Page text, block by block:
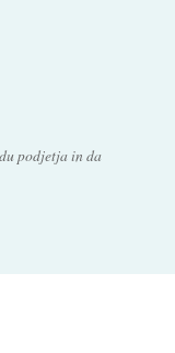
podjetja in da